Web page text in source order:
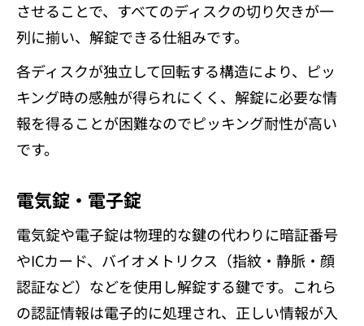
させることで、すべてのディスクの切り欠きが一
列に揃い、解錠できる仕組みです。
各ディスクが独立して回転する構造により、ピッ
キング時の感触が得られにくく、解錠に必要な情
報を得ることが困難なのでピッキング耐性が高い
です。
電気錠・電子錠
電気錠や電子錠は物理的な鍵の代わりに暗証番号
やICカード、バイオメトリクス（指紋・静脈・顔
認証など）などを使用し解錠する鍵です。これら
の認証情報は電子的に処理され、正しい情報が入